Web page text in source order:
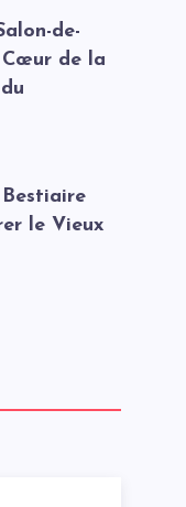
de-
Cœur de la
le Vieux